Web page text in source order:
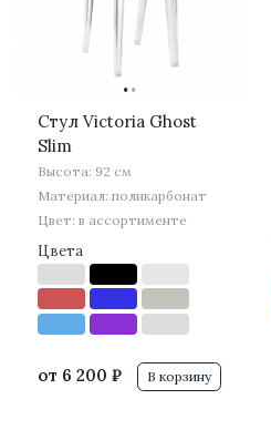
··
Стул Victoria Ghost
Slim
Высота: 92 см
Материал: поликарбонат
Цвет: в ассортименте
Цвета
от 6 200 ₽ В корзину